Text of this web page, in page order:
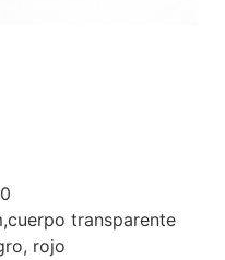
transparente
rojo